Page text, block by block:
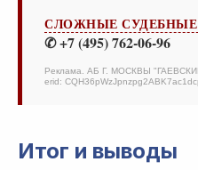
СЛОЖНЫЕ
✆ +7 (495) 762-06-96
Реклама. АБ Г. МОСКВЫ
erid:
Итог и выводы